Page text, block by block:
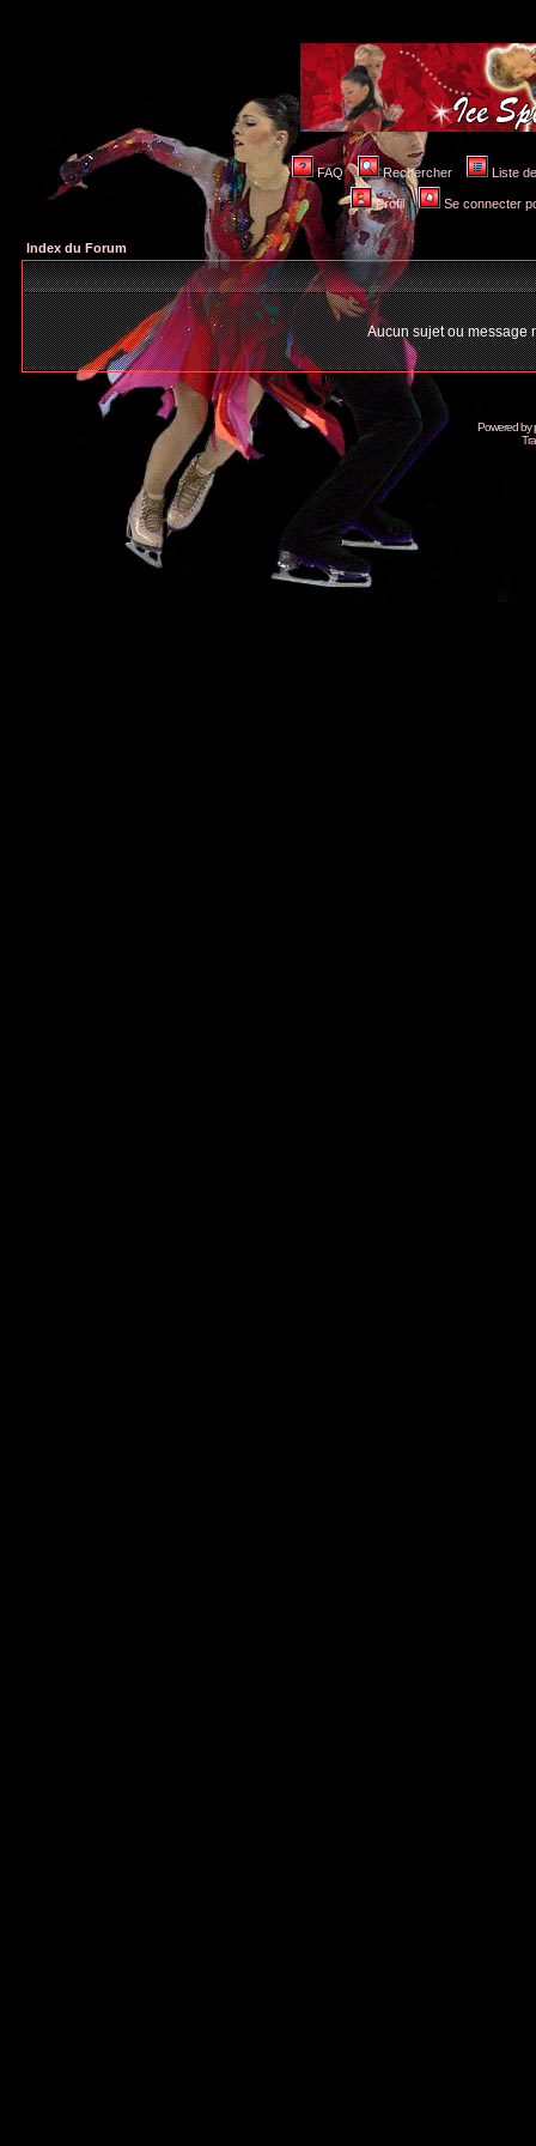
FAQ Rechercher Liste
Profil Se connecter
Index du Forum
Aucun sujet ou message
Powered by